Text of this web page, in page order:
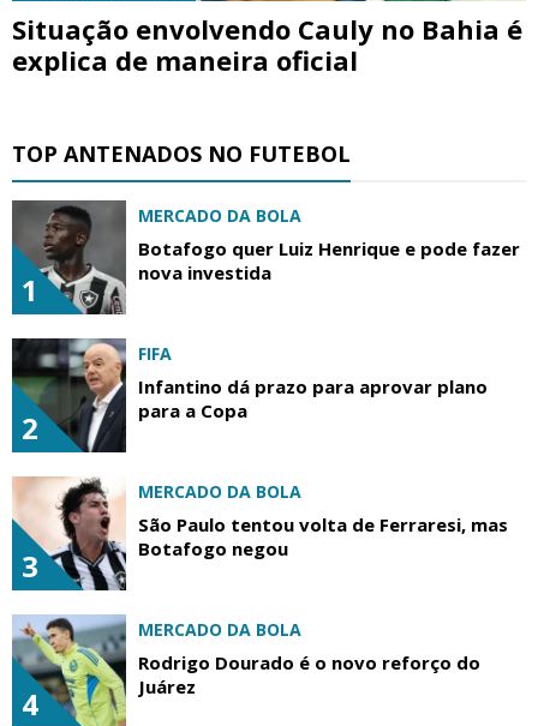
Situação envolvendo Cauly no Bahia é
explica de maneira oficial
TOP ANTENADOS NO FUTEBOL
1
MERCADO DA BOLA
Botafogo quer Luiz Henrique e pode fazer
nova investida
2
FIFA
Infantino dá prazo para aprovar plano
para a Copa
3
MERCADO DA BOLA
São Paulo tentou volta de Ferraresi, mas
Botafogo negou
4
MERCADO DA BOLA
Rodrigo Dourado é o novo reforço do
Juárez